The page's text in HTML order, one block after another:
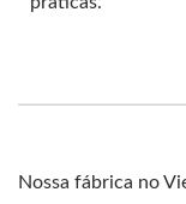
Nossa fábrica no